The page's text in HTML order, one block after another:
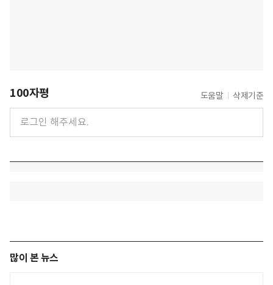
100자평 도움말 삭제기준
많이 본 뉴스